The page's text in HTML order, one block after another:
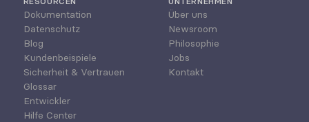
Dokumentation
Datenschutz
Blog
Kundenbeispiele
Sicherheit & Vertrauen
Glossar
Entwickler
Hilfe Center
Über uns
Newsroom
Philosophie
Jobs
Kontakt